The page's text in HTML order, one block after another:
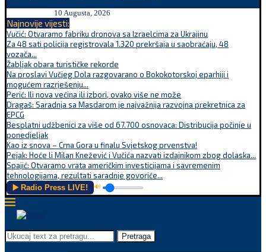
10 Augusta, 2026
Najnovije vijesti:
Vučić: Otvaramo fabriku dronova sa Izraelcima za Ukrajinu
Za 48 sati policija registrovala 1.320 prekršaja u saobraćaju, 48
vozača...
Žabljak obara turističke rekorde
Na proslavi Vučjeg Dola razgovarano o Bokokotorskoj eparhiji i
mogućem razrješenju...
Perić: Ili nova većina ili izbori, ovako više ne može
Dragaš: Saradnja sa Masdarom je najvažnija razvojna prekretnica za
EPCG
Besplatni udžbenici za više od 67.700 osnovaca: Distribucija počinje u
ponedjeljak
Kao iz snova – Crna Gora u finalu Svjetskog prvenstva!
Pejak: Hoće li Milan Knežević i Vučića nazvati izdajnikom zbog dolaska...
Spajić: Otvaramo vrata američkim investicijama i savremenim
tehnologijama, rezultati saradnje govoriće...
▶️ Radio Press LIVE! 🔊
Pretraga